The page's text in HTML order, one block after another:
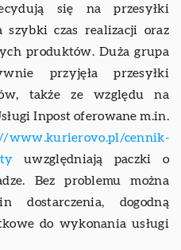
się na przesyłki
czas realizacji oraz
produktów. Duża grupa
przyjęła przesyłki
także ze względu na
Inpost oferowane m.in.
www.kurierovo.pl/cennik-
uwzględniają paczki o
Bez problemu można
dostarczenia, dogodną
do wykonania usługi